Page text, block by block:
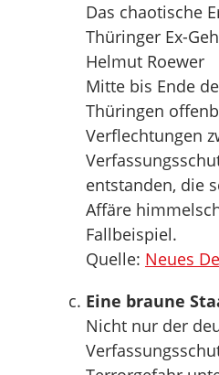
Das chaotische
Thüringer Ex-
Helmut Roewer
Mitte bis Ende
Thüringen
Verflechtungen
entstanden, die
Affäre
Fallbeispiel.
Quelle: Neues
Eine braune
Nicht nur der